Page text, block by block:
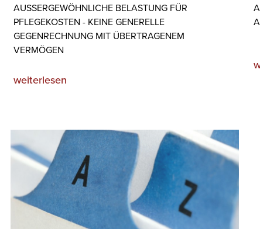
AUSSERGEWÖHNLICHE BELASTUNG FÜR P
FLEGEKOSTEN - KEINE GENERELLE G
EGENRECHNUNG MIT ÜBERTRAGENEM V
ERMÖGEN
weiterlesen